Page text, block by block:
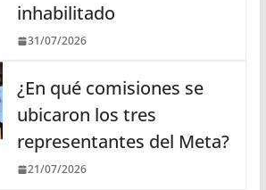
inhabilitado
31/07/2026
¿En qué comisiones se
ubicaron los tres
representantes del Meta?
21/07/2026